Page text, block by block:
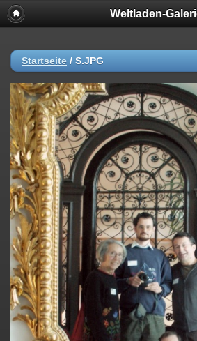
Weltladen-
Startseite / S.JPG